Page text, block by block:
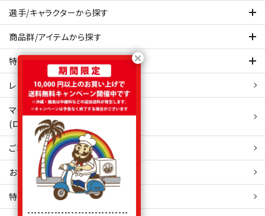
選手/キャラクターから探す
商品群/アイテムから探す
特集ページを見てみる
レビュー・口コミ 一覧ページ
マイアカウント
(ログイン/新規会員登録)
ご利用ガイド
お問い合わせ
特定商取引 法表示
------------------------------